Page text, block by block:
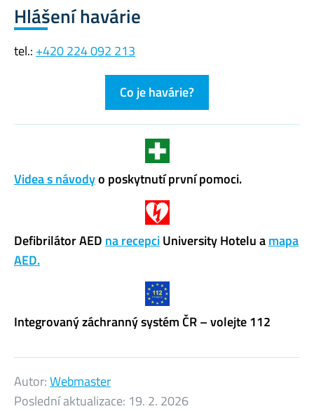
Hlášení havárie
tel.: +420 224 092 213
Co je havárie?
Videa s návodyo poskytnutí první pomoci.
Defibrilátor AED na recepciUniversity Hotelu amapa
AED.
Integrovaný záchranný systém ČR – volejte 112
Autor:Webmaster
Poslední aktualizace: 19. 2. 2026